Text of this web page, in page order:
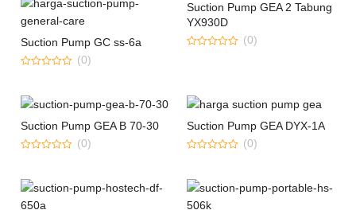
Suction Pump GC ss-6a
of
5
(0)
Suction Pump GEA 2 Tabung
YX930D
(0)
Suction Pump GEA B 70-30
of
5
(0)
Suction Pump GEA DYX-1A
of
5
(0)